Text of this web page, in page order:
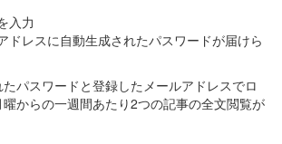
入力
ドレスに自動生成されたパスワードが届けら
パスワードと登録したメールアドレスでロ
からの一週間あたり2つの記事の全文閲覧が